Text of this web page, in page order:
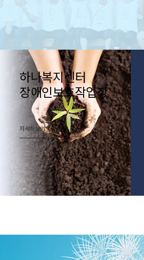
하나복지센터
장애인보호작업장
자세히보기